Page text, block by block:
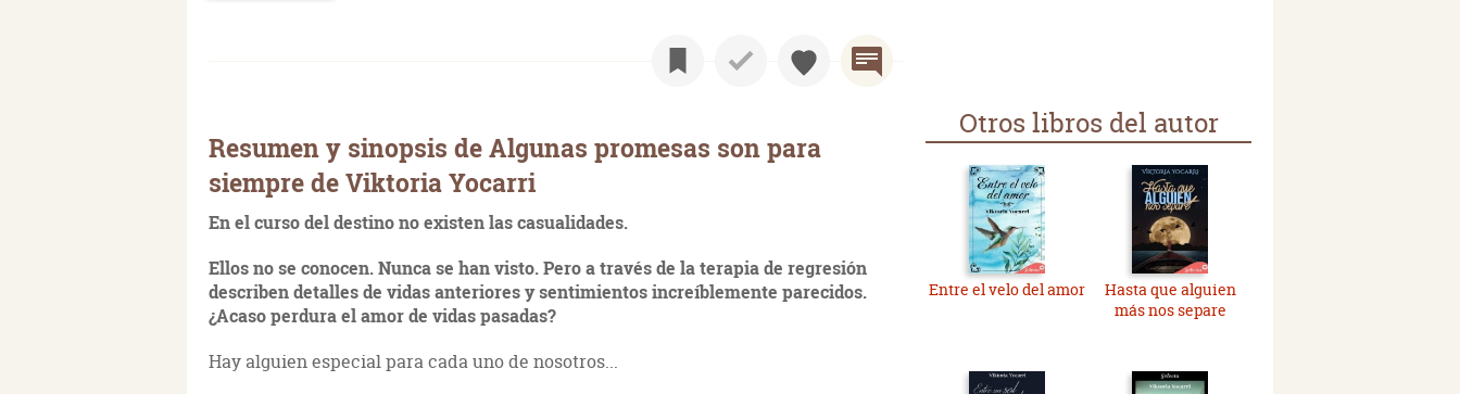
Resumen y sinopsis de Algunas promesas son para
siempre de Viktoria Yocarri
En el curso del destino no existen las casualidades.
Ellos no se conocen. Nunca se han visto. Pero a través de la terapia de regresión
describen detalles de vidas anteriores y sentimientos increíblemente parecidos.
¿Acaso perdura el amor de vidas pasadas?
Hay alguien especial para cada uno de nosotros...
Otros libros del autor
Entre el velo del amor
Hasta que alguien
más nos separe